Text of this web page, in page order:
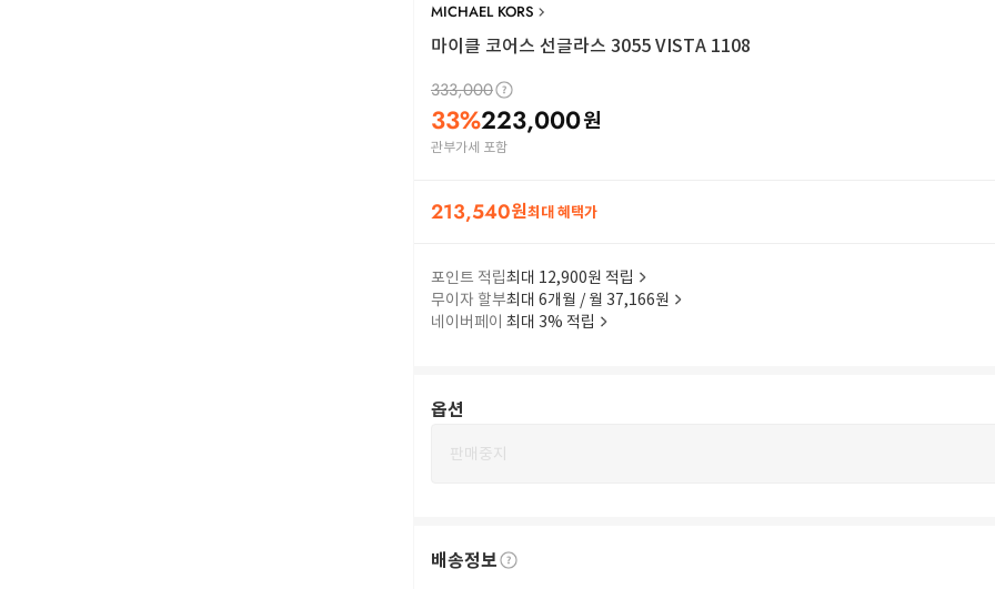
MICHAEL KORS
마이클 코어스 선글라스 3055 VISTA 1108
333,000
33%223,000원
관부가세 포함
213,540원최대 혜택가
포인트 적립최대 12,900원 적립
무이자 할부최대 6개월 / 월 37,166원
네이버페이 최대 3% 적립
옵션
판매중지
배송정보